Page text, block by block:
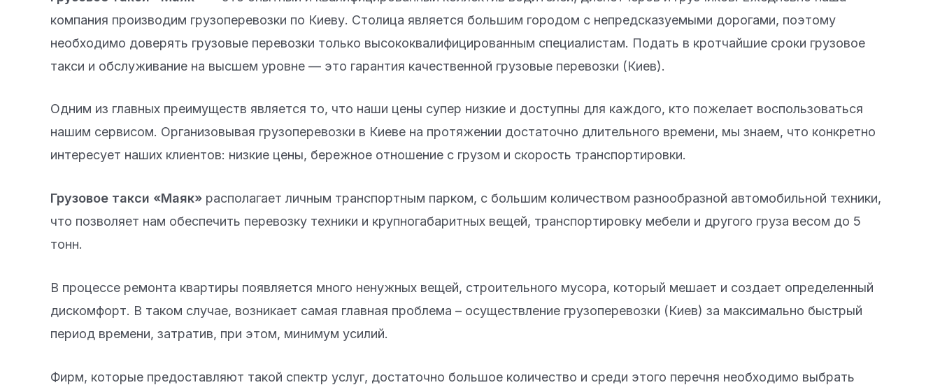
компания производим грузоперевозки по Киеву. Столица является большим городом с непредсказуемыми дорогами, поэтому
необходимо доверять грузовые перевозки только высококвалифицированным специалистам. Подать в кротчайшие сроки грузовое
такси и обслуживание на высшем уровне — это гарантия качественной грузовые перевозки (Киев).
Одним из главных преимуществ является то, что наши цены супер низкие и доступны для каждого, кто пожелает воспользоваться
нашим сервисом. Организовывая грузоперевозки в Киеве на протяжении достаточно длительного времени, мы знаем, что конкретно
интересует наших клиентов: низкие цены, бережное отношение с грузом и скорость транспортировки.
Грузовое такси «Маяк» располагает личным транспортным парком, с большим количеством разнообразной автомобильной техники,
что позволяет нам обеспечить перевозку техники и крупногабаритных вещей, транспортировку мебели и другого груза весом до 5
тонн.
В процессе ремонта квартиры появляется много ненужных вещей, строительного мусора, который мешает и создает определенный
дискомфорт. В таком случае, возникает самая главная проблема – осуществление грузоперевозки (Киев) за максимально быстрый
период времени, затратив, при этом, минимум усилий.
Фирм, которые предоставляют такой спектр услуг, достаточно большое количество и среди этого перечня необходимо выбрать